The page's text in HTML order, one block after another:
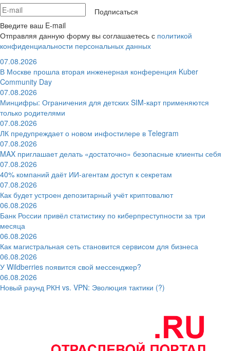
Подписаться
Введите ваш E-mail
Отправляя данную форму вы соглашаетесь с политикой
конфиденциальности персональных данных
07.08.2026
В Москве прошла вторая инженерная конференция Kuber
Community Day
07.08.2026
Минцифры: Ограничения для детских SIM-карт применяются
только родителями
07.08.2026
ЛК предупреждает о новом инфостилере в Telegram
07.08.2026
MAX приглашает делать «достаточно» безопасные клиенты себя
07.08.2026
40% компаний даёт ИИ‑агентам доступ к секретам
07.08.2026
Как будет устроен депозитарный учёт криптовалют
06.08.2026
Банк России привёл статистику по киберпреступности за три
месяца
06.08.2026
Как магистральная сеть становится сервисом для бизнеса
06.08.2026
У Wildberries появится свой мессенджер?
06.08.2026
Новый раунд РКН vs. VPN: Эволюция тактики (?)